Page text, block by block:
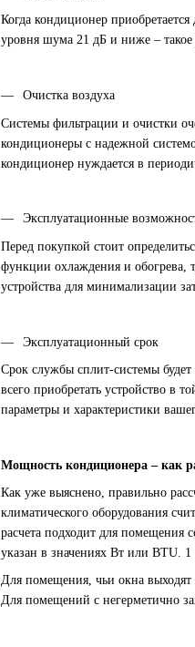
Когда кондиционер
уровня шума 21 дБ и ниже –
Очистка воздуха
Системы фильтрации и очистки
кондиционеры с надежной
кондиционер нуждается в
Эксплуатационные
Перед покупкой стоит
функции охлаждения и обогрева,
устройства для минимализации
Эксплуатационный срок
Срок службы сплит-системы
всего приобретать устройство в
параметры и характеристики
Мощность кондиционера – как
Как уже выяснено, правильно
климатического оборудования
расчета подходит для помещения
указан в значениях Вт или BTU.
Для помещения, чьи окна
Для помещений с негерметично